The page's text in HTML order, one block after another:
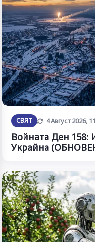
СВЯТ Обновена
4 Август 2026,
Войната Ден 158:
Украйна